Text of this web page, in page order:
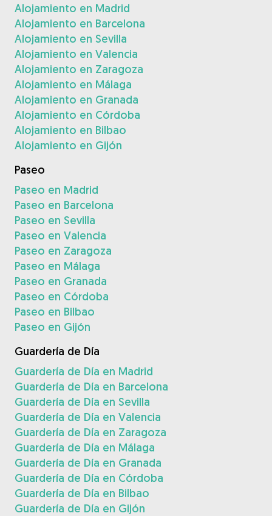
Alojamiento en Madrid
Alojamiento en Barcelona
Alojamiento en Sevilla
Alojamiento en Valencia
Alojamiento en Zaragoza
Alojamiento en Málaga
Alojamiento en Granada
Alojamiento en Córdoba
Alojamiento en Bilbao
Alojamiento en Gijón
Paseo
Paseo en Madrid
Paseo en Barcelona
Paseo en Sevilla
Paseo en Valencia
Paseo en Zaragoza
Paseo en Málaga
Paseo en Granada
Paseo en Córdoba
Paseo en Bilbao
Paseo en Gijón
Guardería de Día
Guardería de Día en Madrid
Guardería de Día en Barcelona
Guardería de Día en Sevilla
Guardería de Día en Valencia
Guardería de Día en Zaragoza
Guardería de Día en Málaga
Guardería de Día en Granada
Guardería de Día en Córdoba
Guardería de Día en Bilbao
Guardería de Día en Gijón